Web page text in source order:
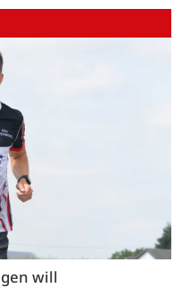
will